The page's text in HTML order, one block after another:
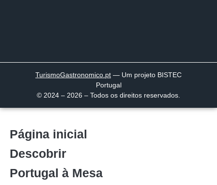
TurismoGastronomico .pt — Um projeto BISTEC
Portugal
© 2024 – 2026 – Todos os direitos reservados.
Página inicial
Descobrir
Portugal à Mesa